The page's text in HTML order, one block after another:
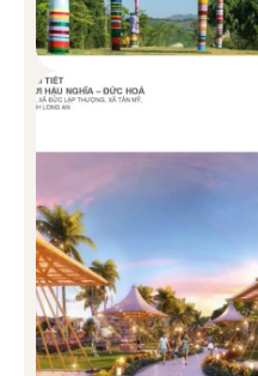
Thiết kế: Chiều cao 5 tầng
NHÀ PHỐ